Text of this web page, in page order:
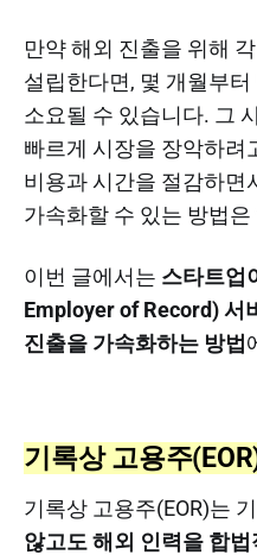
만약 해외 진출을 위해
설립한다면, 몇 개월부
소요될 수 있습니다. 그
빠르게 시장을 장악하려
비용과 시간을 절감하면
가속화할 수 있는 방법은
이번 글에서는 스타트업
Employer of Record) 서
진출을 가속화하는 방법
기록상 고용주
기록상 고용주(EOR)는
않고도 해외 인력을 합